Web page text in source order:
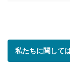
私たちに関して